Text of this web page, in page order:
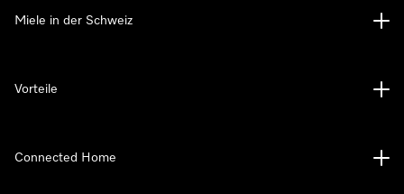
Miele in der Schweiz
Vorteile
Connected Home